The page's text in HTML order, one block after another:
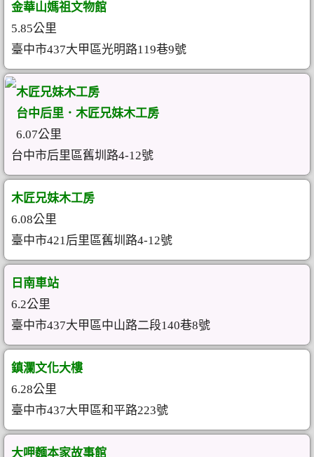
金華山媽祖文物館
5.85公里
臺中市437大甲區光明路119巷9號
木匠兄妹木工房
台中后里．木匠兄妹木工房
6.07公里
台中市后里區舊圳路4-12號
木匠兄妹木工房
6.08公里
臺中市421后里區舊圳路4-12號
日南車站
6.2公里
臺中市437大甲區中山路二段140巷8號
鎮瀾文化大樓
6.28公里
臺中市437大甲區和平路223號
大呷麵本家故事館